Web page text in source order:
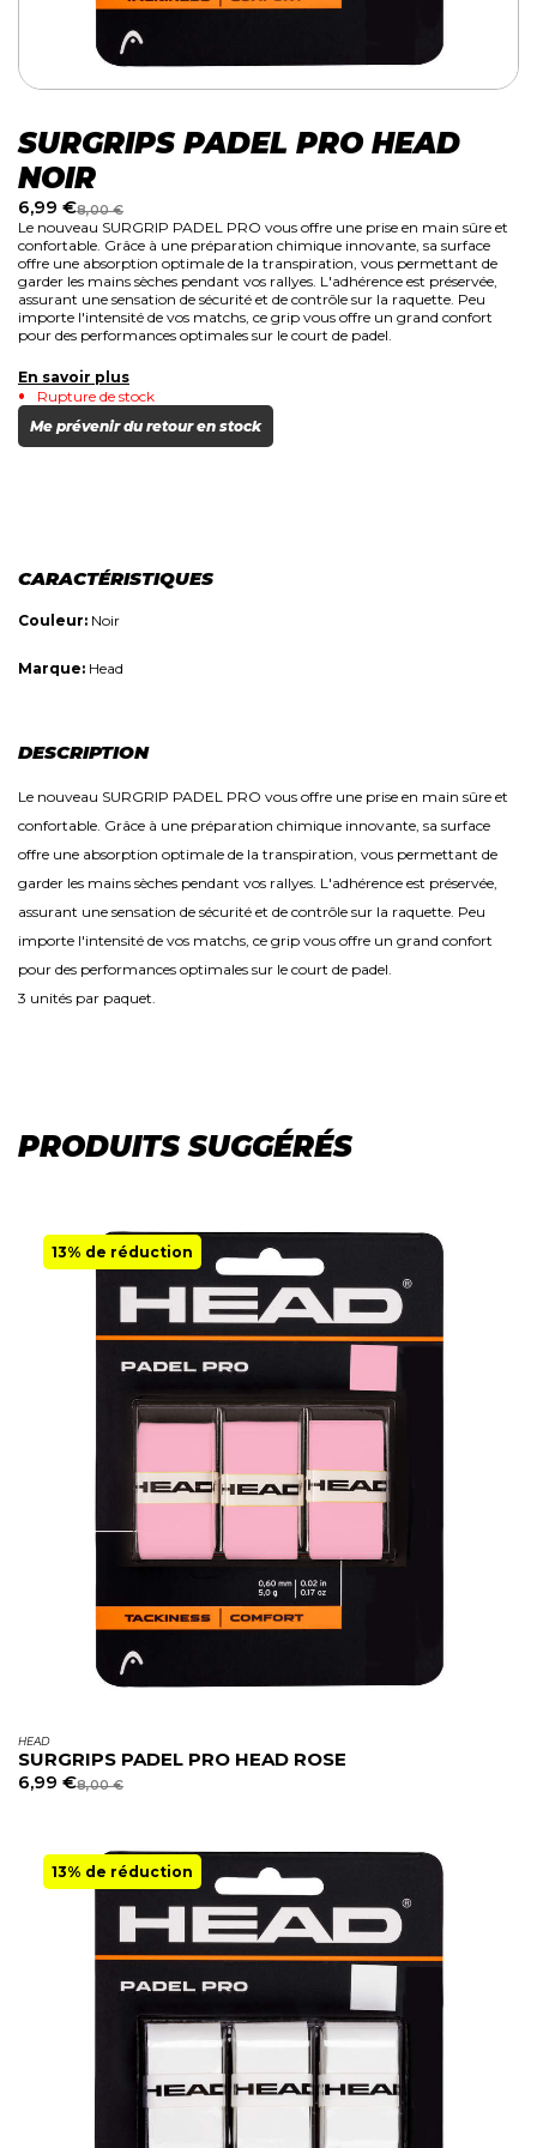
SURGRIPS PADEL PRO HEAD
NOIR
6,99 €8,00€
Le nouveau SURGRIP PADEL PRO vous offre une prise en main sûre et
confortable. Grâce à une préparation chimique innovante, sa surface
offre une absorption optimale de la transpiration, vous permettant de
garder les mains sèches pendant vos rallyes. L'adhérence est préservée,
assurant une sensation de sécurité et de contrôle sur la raquette. Peu
importe l'intensité de vos matchs, ce grip vous offre un grand confort
pour des performances optimales sur le court de padel.
En savoir plus
Rupture de stock
Me prévenir du retour en stock
CARACTÉRISTIQUES
Couleur: Noir
Marque: Head
DESCRIPTION
Le nouveau SURGRIP PADEL PRO vous offre une prise en main sûre et
confortable. Grâce à une préparation chimique innovante, sa surface
offre une absorption optimale de la transpiration, vous permettant de
garder les mains sèches pendant vos rallyes. L'adhérence est préservée,
assurant une sensation de sécurité et de contrôle sur la raquette. Peu
importe l'intensité de vos matchs, ce grip vous offre un grand confort
pour des performances optimales sur le court de padel.
3 unités par paquet.
PRODUITS SUGGÉRÉS
13% de réduction
HEAD
SURGRIPS PADEL PRO HEAD ROSE
6,99 €8,00€
13% de réduction